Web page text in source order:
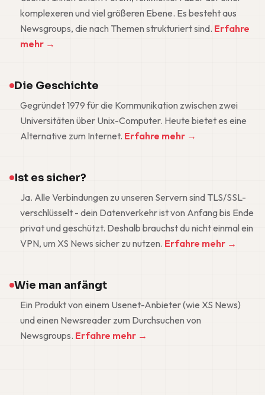
komplexeren und viel größeren Ebene. Es besteht aus
Newsgroups, die nach Themen strukturiert sind. Erfahre
mehr →
Die Geschichte
Gegründet 1979 für die Kommunikation zwischen zwei
Universitäten über Unix-Computer. Heute bietet es eine
Alternative zum Internet. Erfahre mehr →
Ist es sicher?
Ja. Alle Verbindungen zu unseren Servern sind TLS/SSL-
verschlüsselt - dein Datenverkehr ist von Anfang bis Ende
privat und geschützt. Deshalb brauchst du nicht einmal ein
VPN, um XS News sicher zu nutzen. Erfahre mehr →
Wie man anfängt
Ein Produkt von einem Usenet-Anbieter (wie XS News)
und einen Newsreader zum Durchsuchen von
Newsgroups. Erfahre mehr →